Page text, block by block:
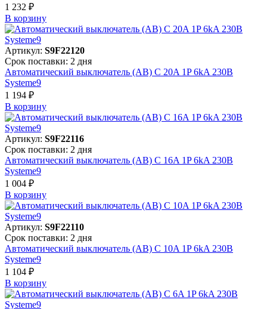
1 232 ₽
В корзинy
Артикул: S9F22120
Срок поставки: 2 дня
Автоматический выключатель (АВ) C 20A 1P 6kA 230В
Systeme9
1 194 ₽
В корзинy
Артикул: S9F22116
Срок поставки: 2 дня
Автоматический выключатель (АВ) C 16A 1P 6kA 230В
Systeme9
1 004 ₽
В корзинy
Артикул: S9F22110
Срок поставки: 2 дня
Автоматический выключатель (АВ) C 10A 1P 6kA 230В
Systeme9
1 104 ₽
В корзинy